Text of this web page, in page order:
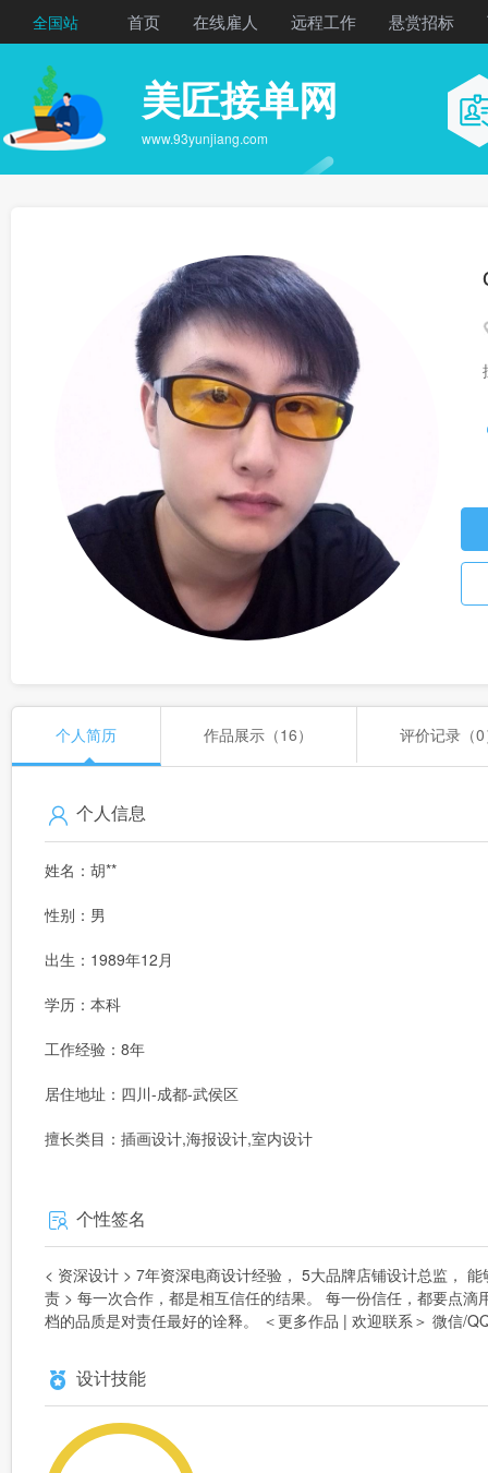
全国站 首页 在线雇人 远程工作 悬赏招标
美匠接单网
www.93yunjiang.com
个人简历 作品展示（16） 评价记录（
个人信息
姓名：胡**
性别：男
出生：1989年12月
学历：本科
工作经验：8年
居住地址：四川-成都-武侯区
擅长类目：插画设计,海报设计,室内设计
个性签名
< 资深设计 > 7年资深电商设计经验， 5大品牌店铺设计总监，
责 > 每一次合作，都是相互信任的结果。 每一份信任，都要点
档的品质是对责任最好的诠释。 ＜更多作品 | 欢迎联系＞ 微信/
设计技能